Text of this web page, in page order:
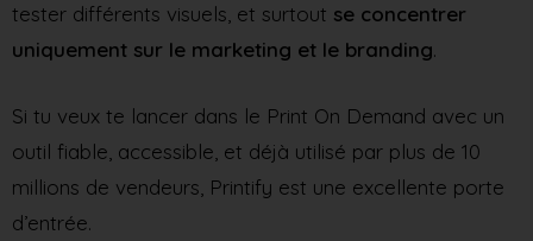
tester différents visuels, et surtout se concentrer
uniquement sur le marketing et le branding.
Si tu veux te lancer dans le Print On Demand avec un
outil fiable, accessible, et déjà utilisé par plus de 10
millions de vendeurs, Printify est une excellente porte
d’entrée.